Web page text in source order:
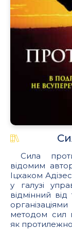
Сила
відомим
Іцхаком
у галузі
відмінний
методом сил
як